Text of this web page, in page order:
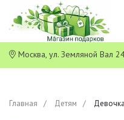
Москва, ул. Земляной Вал
Главная Детям